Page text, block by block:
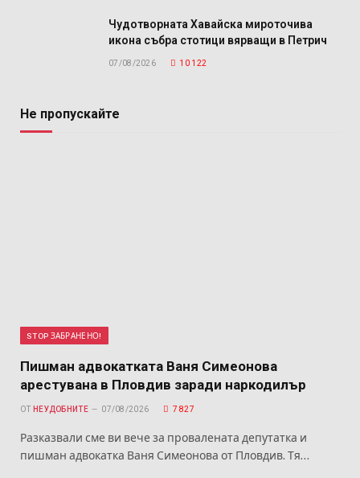
Чудотворната Хавайска мироточива
икона събра стотици вярващи в Петрич
07/08/2026 10 122
Не пропускайте
STOP ЗАБРАНЕНО!
Пишман адвокатката Ваня Симеонова
арестувана в Пловдив заради наркодилър
ОТ НЕУДОБНИТЕ 07/08/2026 7 827
Разказвали сме ви вече за провалената депутатка и
пишман адвокатка Ваня Симеонова от Пловдив. Тя…